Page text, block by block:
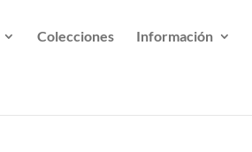
Colecciones Información